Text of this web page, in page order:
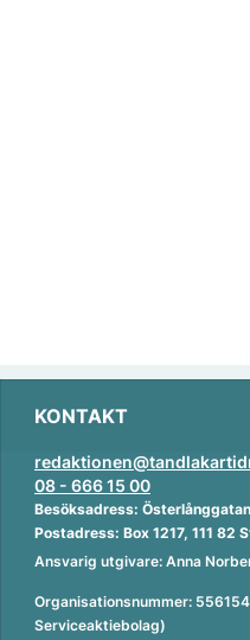
KONTAKT
08 - 666 15 00
Besöksadress:
Postadress: Box 1217, 111 82
Ansvarig utgivare: Anna
Organisationsnummer:
Serviceaktiebolag)